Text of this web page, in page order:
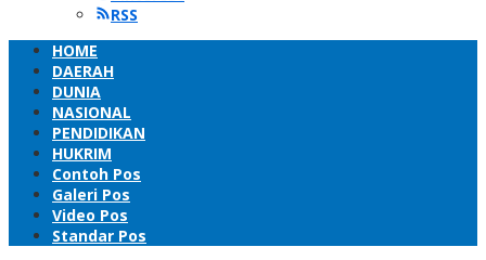
RSS
HOME
DAERAH
DUNIA
NASIONAL
PENDIDIKAN
HUKRIM
Contoh Pos
Galeri Pos
Video Pos
Standar Pos